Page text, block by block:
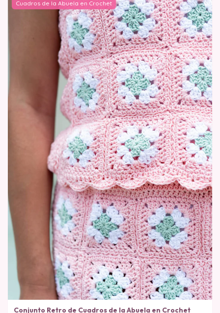
Cuadros de la Abuela en Crochet
Conjunto Retro de Cuadros de la Abuela en Crochet